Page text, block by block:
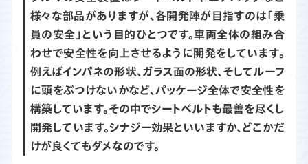
様々な部品がありますが、各開発陣が目指すのは「乗
員の安全」という目的ひとつです。車両全体の組み合
わせで安全性を向上させるように開発をしています。
例えばインパネの形状、ガラス面の形状、そしてルーフ
に頭をぶつけないかなど、パッケージ全体で安全性を
構築しています。その中でシートベルトも最善を尽くし
開発しています。シナジー効果といいますか、どこかだ
けが良くてもダメなのです。